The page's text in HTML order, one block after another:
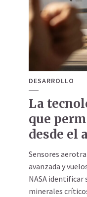
DESARROLLO
La
que
desde el
Sensores
avanzada y
NASA identificar
minerales